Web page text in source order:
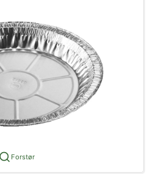
Forstør